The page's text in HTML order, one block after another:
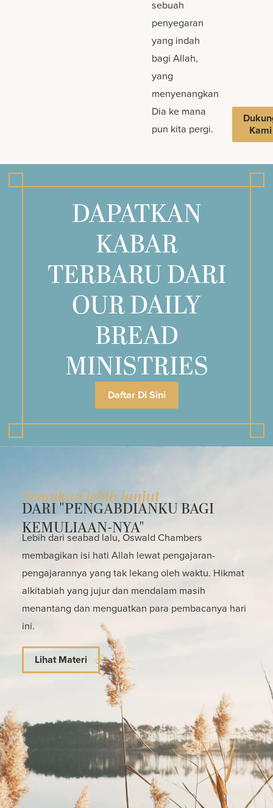
sebuah
penyegaran
yang indah
bagi Allah,
yang
menyenangkan
Dia ke mana
pun kita pergi.
Kami
DAPATKAN
KABAR
TERBARU DARI
OUR DAILY
BREAD
MINISTRIES
Daftar Di Sini
Temukan lebih lanjut
DARI "PENGABDIANKU BAGI
KEMULIAAN-NYA"
Lebih dari seabad lalu, Oswald Chambers
membagikan isi hati Allah lewat pengajaran-
pengajarannya yang tak lekang oleh waktu. Hikmat
alkitabiah yang jujur dan mendalam masih
menantang dan menguatkan para pembacanya hari
ini.
Lihat Materi